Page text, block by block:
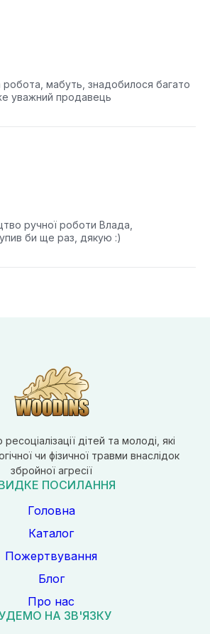
робота, мабуть, знадобилося багато
уважний продавець
ручної роботи Влада,
би ще раз, дякую :)
дітей та молоді, які
чи фізичної травми внаслідок
збройної агресії
ПОСИЛАННЯ
Головна
Каталог
Пожертвування
Блог
Про нас
НА ЗВ'ЯЗКУ